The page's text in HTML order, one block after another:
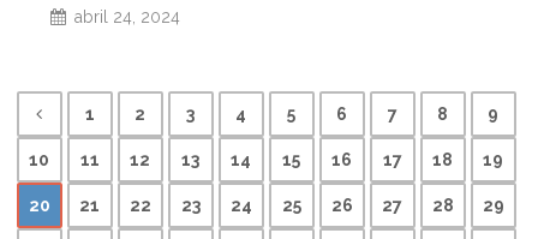
abril 24, 2024
1 2 3 4 5 6 7 8 9
10 11 12 13 14 15 16 17 18 19
20 21 22 23 24 25 26 27 28 29